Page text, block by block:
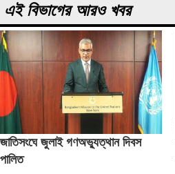
এই বিভাগের আরও খবর
জাতিসংঘে জুলাই গণঅভ্যুত্থান দিবস
পালিত